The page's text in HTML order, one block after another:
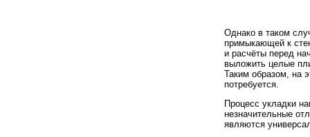
Однако в таком
примыкающей к
и расчёты перед
выложить целые
Таким образом, на
потребуется.
Процесс укладки
незначительные
являются